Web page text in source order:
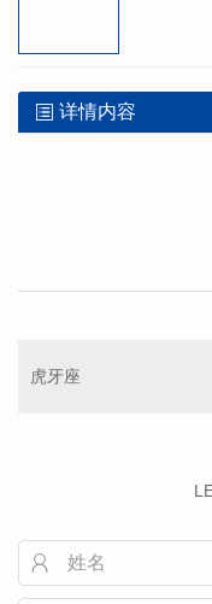
详情内容
虎牙座